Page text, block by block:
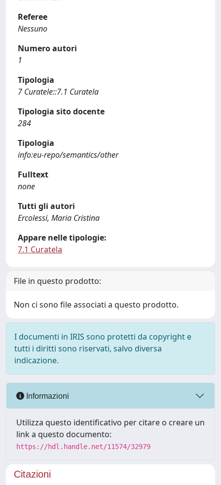
Referee
Nessuno
Numero autori
1
Tipologia
7 Curatele::7.1 Curatela
Tipologia sito docente
284
Tipologia
info:eu-repo/semantics/other
Fulltext
none
Tutti gli autori
Ercolessi, Maria Cristina
Appare nelle tipologie:
7.1 Curatela
File in questo prodotto:
Non ci sono file associati a questo prodotto.
I documenti in IRIS sono protetti da copyright e
tutti i diritti sono riservati, salvo diversa
indicazione.
Informazioni
Utilizza questo identificativo per citare o creare un
link a questo documento:
https://hdl.handle.net/11574/32979
Citazioni